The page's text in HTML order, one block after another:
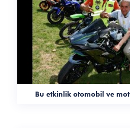
Bu etkinlik otomobil ve